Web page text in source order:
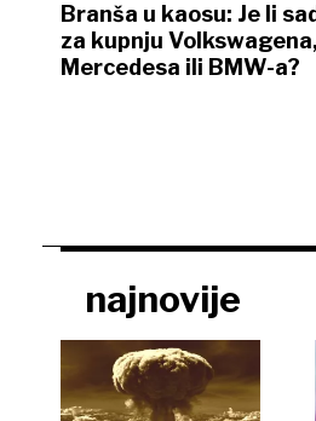
Branša u kaosu: Je li
za kupnju Volkswagena,
Mercedesa ili BMW-a?
najnovije